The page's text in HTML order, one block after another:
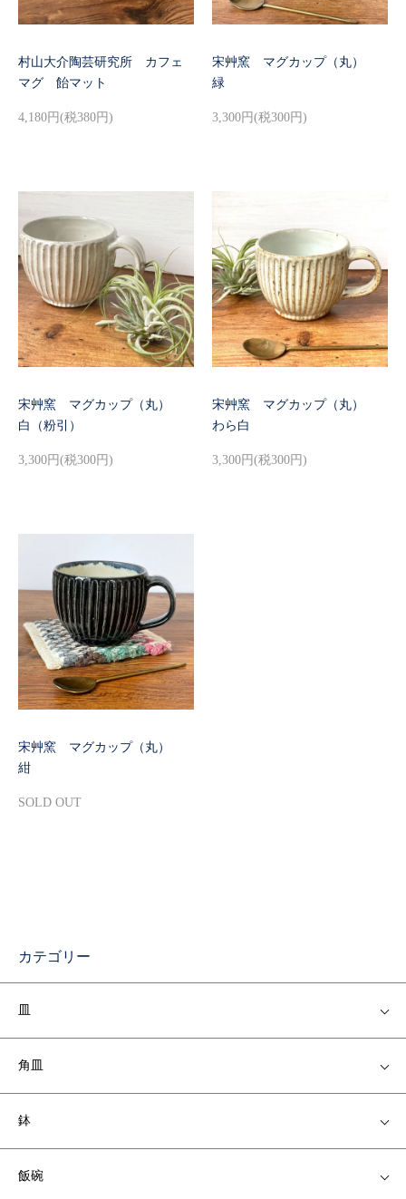
村山大介陶芸研究所 カフェ
マグ 飴マット
4,180円(税380円)
宋艸窯 マグカップ（丸）
緑
3,300円(税300円)
宋艸窯 マグカップ（丸）
白（粉引）
3,300円(税300円)
宋艸窯 マグカップ（丸）
わら白
3,300円(税300円)
宋艸窯 マグカップ（丸）
紺
SOLD OUT
カテゴリー
角皿
鉢
飯碗